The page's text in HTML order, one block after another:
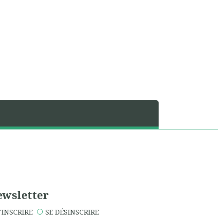
SE DÉSINSCRIRE